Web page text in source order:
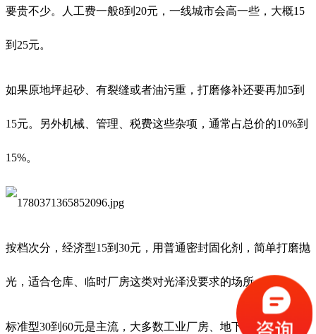
要贵不少。人工费一般8到20元，一线城市会高一些，大概15
到25元。
如果原地坪起砂、有裂缝或者油污重，打磨修补还要再加5到
15元。另外机械、管理、税费这些杂项，通常占总价的10%到
15%。
按档次分，经济型15到30元，用普通密封固化剂，简单打磨抛
光，适合仓库、临时厂房这类对光泽没要求的场所。
标准型30到60元是主流，大多数工业厂房、地下车库都在这个